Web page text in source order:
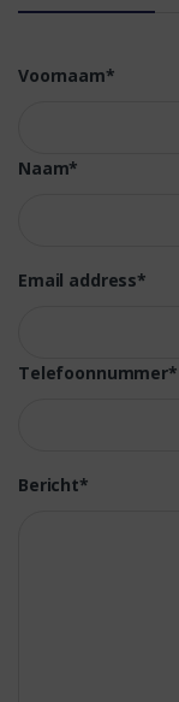
Voornaam*
Naam*
Email address*
Telefoonnummer*
Bericht*